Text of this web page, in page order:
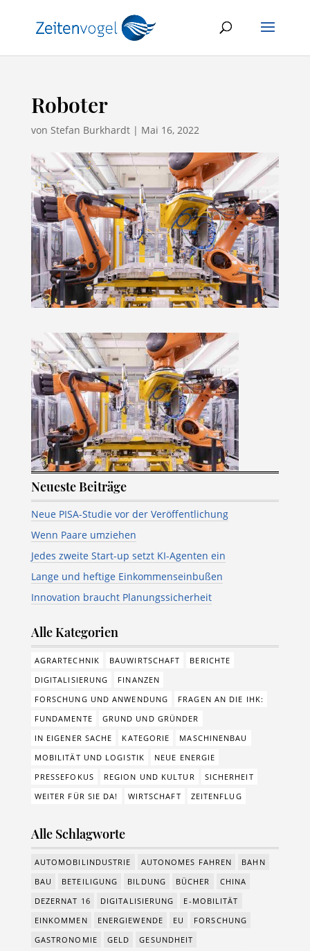
Roboter
von Stefan Burkhardt| Mai 16, 2022
Neueste Beiträge
Neue PISA-Studie vor der Veröffentlichung
Wenn Paare umziehen
Jedes zweite Start-up setzt KI-Agenten ein
Lange und heftige Einkommenseinbußen
Innovation braucht Planungssicherheit
Alle Kategorien
AGRARTECHNIK BAUWIRTSCHAFT
BERICHTE
DIGITALISIERUNG
FINANZEN
FORSCHUNG UND ANWENDUNG
FRAGEN AN DIE IHK:
FUNDAMENTE
GRUND UND GRÜNDER
IN EIGENER SACHE
KATEGORIE
MASCHINENBAU
MOBILITÄT UND LOGISTIK
NEUE ENERGIE
PRESSEFOKUS
REGION UND KULTUR
SICHERHEIT
WEITER FÜR SIE DA!
WIRTSCHAFT ZEITENFLUG
Alle Schlagworte
AUTOMOBILINDUSTRIE AUTONOMES FAHREN
BAHN
BAU
BETEILIGUNG BILDUNG BÜCHER
CHINA
DEZERNAT 16
DIGITALISIERUNG
E-MOBILITÄT
EINKOMMEN
ENERGIEWENDE EU
FORSCHUNG
GASTRONOMIE
GELD
GESUNDHEIT